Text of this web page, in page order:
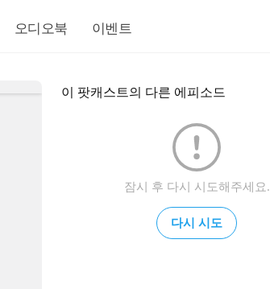
오디오북 이벤트
이 팟캐스트의 다른 에피소드
잠시 후 다시 시도해주세요.
다시 시도